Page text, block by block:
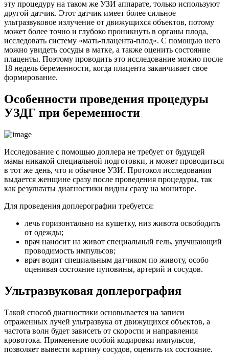
эту процедуру на таком же УЗИ аппарате, только используют
другой датчик. Этот датчик имеет более сильное
ультразвуковое излучение от движущихся объектов, потому
может более точно и глубоко проникнуть в органы плода,
исследовать систему «мать-плацента-плод». С помощью него
можно увидеть сосуды в матке, а также оценить состояние
плаценты. Поэтому проводить это исследование можно после
18 недель беременности, когда плацента заканчивает свое
формирование.
Особенности проведения процедуры
УЗДГ при беременности
Исследование с помощью доплера не требует от будущей
мамы никакой специальной подготовки, и может проводиться
в тот же день, что и обычное УЗИ. Протокол исследования
выдается женщине сразу после проведения процедуры, так
как результаты диагностики видны сразу на мониторе.
Для проведения доплерографии требуется:
лечь горизонтально на кушетку, низ живота освободить
от одежды;
врач наносит на живот специальный гель, улучшающий
проводимость импульсов;
врач водит специальным датчиком по животу, особо
оценивая состояние пуповины, артерий и сосудов.
Ультразвуковая доплерография
Такой способ диагностики основывается на записи
отраженных лучей ультразвука от движущихся объектов, а
частота волн будет зависеть от скорости и направления
кровотока. Применение особой кодировки импульсов,
позволяет вывести картину сосудов, оценить их состояние.